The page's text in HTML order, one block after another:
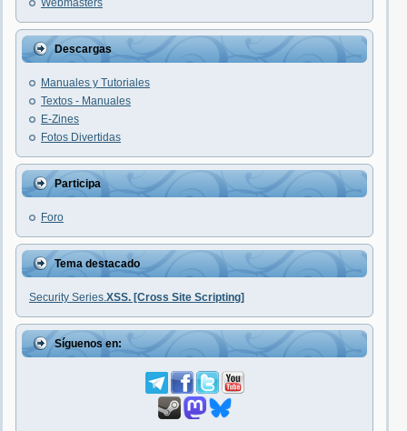
Webmasters
Descargas
Manuales y Tutoriales
Textos - Manuales
E-Zines
Fotos Divertidas
Participa
Foro
Tema destacado
Security Series.XSS. [Cross Site Scripting]
Síguenos en: